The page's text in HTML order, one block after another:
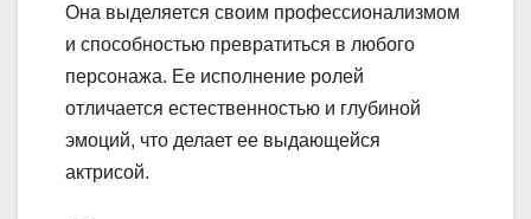
Она выделяется своим профессионализмом
и способностью превратиться в любого
персонажа. Ее исполнение ролей
отличается естественностью и глубиной
эмоций, что делает ее выдающейся
актрисой.